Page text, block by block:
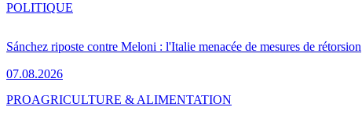
Sánchez riposte contre Meloni : l'Italie menacée de mesures de rétorsion
07.08.2026
POLITIQUE
PROAGRICULTURE & ALIMENTATION